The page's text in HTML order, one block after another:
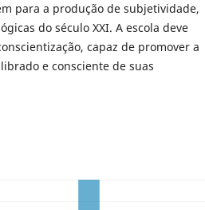
para a produção de subjetividade,
do século XXI. A escola deve
capaz de promover a
e consciente de suas